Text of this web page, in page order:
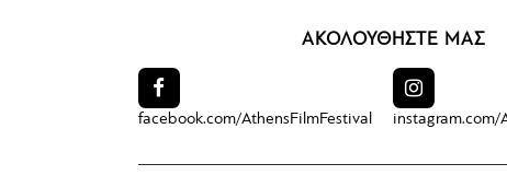
ΑΚΟΛΟΥΘΗΣΤΕ ΜΑΣ
facebook.com/AthensFilmFestival instagram.com/